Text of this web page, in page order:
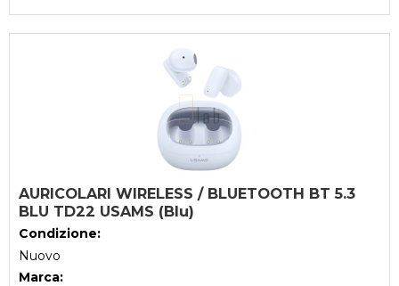
AURICOLARI WIRELESS / BLUETOOTH BT 5.3
BLU TD22 USAMS (Blu)
Condizione:
Nuovo
Marca: